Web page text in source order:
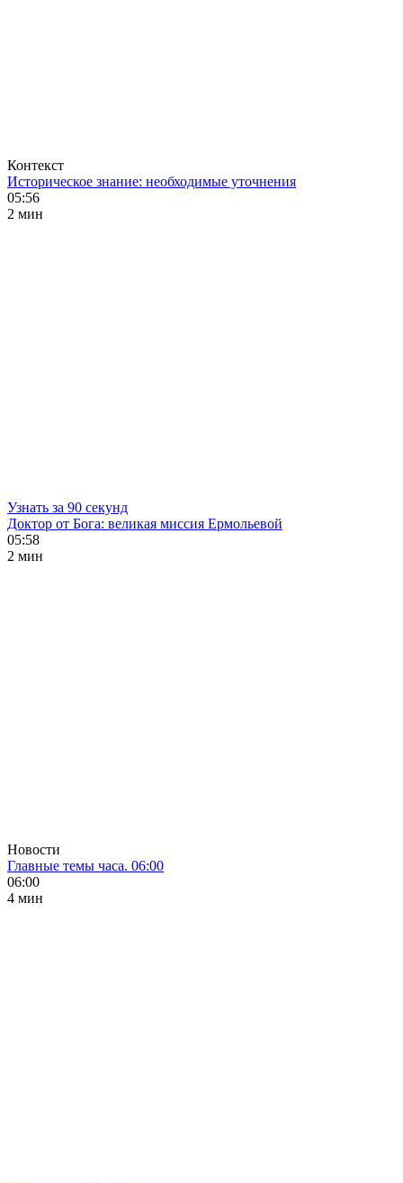
Контекст
Историческое знание: необходимые уточнения
05:56
2 мин
Узнать за 90 секунд
Доктор от Бога: великая миссия Ермольевой
05:58
2 мин
Новости
Главные темы часа. 06:00
06:00
4 мин